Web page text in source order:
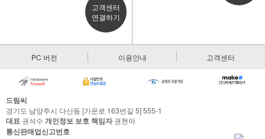
고객센터
연결하기
PC 버전 이용안내 고객센터
드림씨
경기도 남양주시 다산동 [가운로 163번길 5] 555-1
대표 권석수 개인정보 보호 책임자권현아
통신판매업신고번호